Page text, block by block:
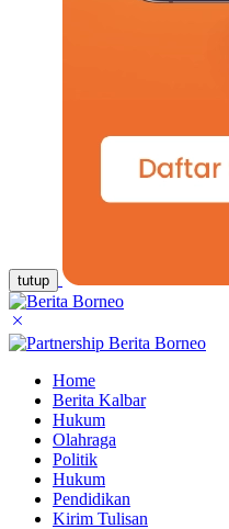
tutup
Home
Berita Kalbar
Hukum
Olahraga
Politik
Hukum
Pendidikan
Kirim Tulisan